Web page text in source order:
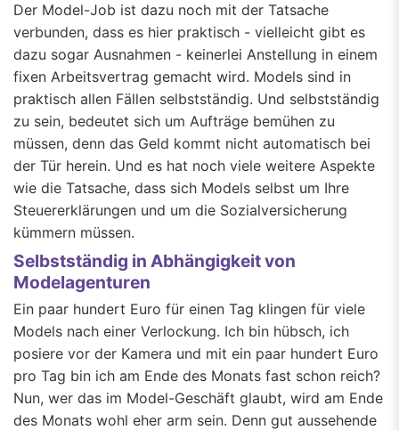
Der Model-Job ist dazu noch mit der Tatsache
verbunden, dass es hier praktisch - vielleicht gibt es
dazu sogar Ausnahmen - keinerlei Anstellung in einem
fixen Arbeitsvertrag gemacht wird. Models sind in
praktisch allen Fällen selbstständig. Und selbstständig
zu sein, bedeutet sich um Aufträge bemühen zu
müssen, denn das Geld kommt nicht automatisch bei
der Tür herein. Und es hat noch viele weitere Aspekte
wie die Tatsache, dass sich Models selbst um Ihre
Steuererklärungen und um die Sozialversicherung
kümmern müssen.
Selbstständig in Abhängigkeit von
Modelagenturen
Ein paar hundert Euro für einen Tag klingen für viele
Models nach einer Verlockung. Ich bin hübsch, ich
posiere vor der Kamera und mit ein paar hundert Euro
pro Tag bin ich am Ende des Monats fast schon reich?
Nun, wer das im Model-Geschäft glaubt, wird am Ende
des Monats wohl eher arm sein. Denn gut aussehende